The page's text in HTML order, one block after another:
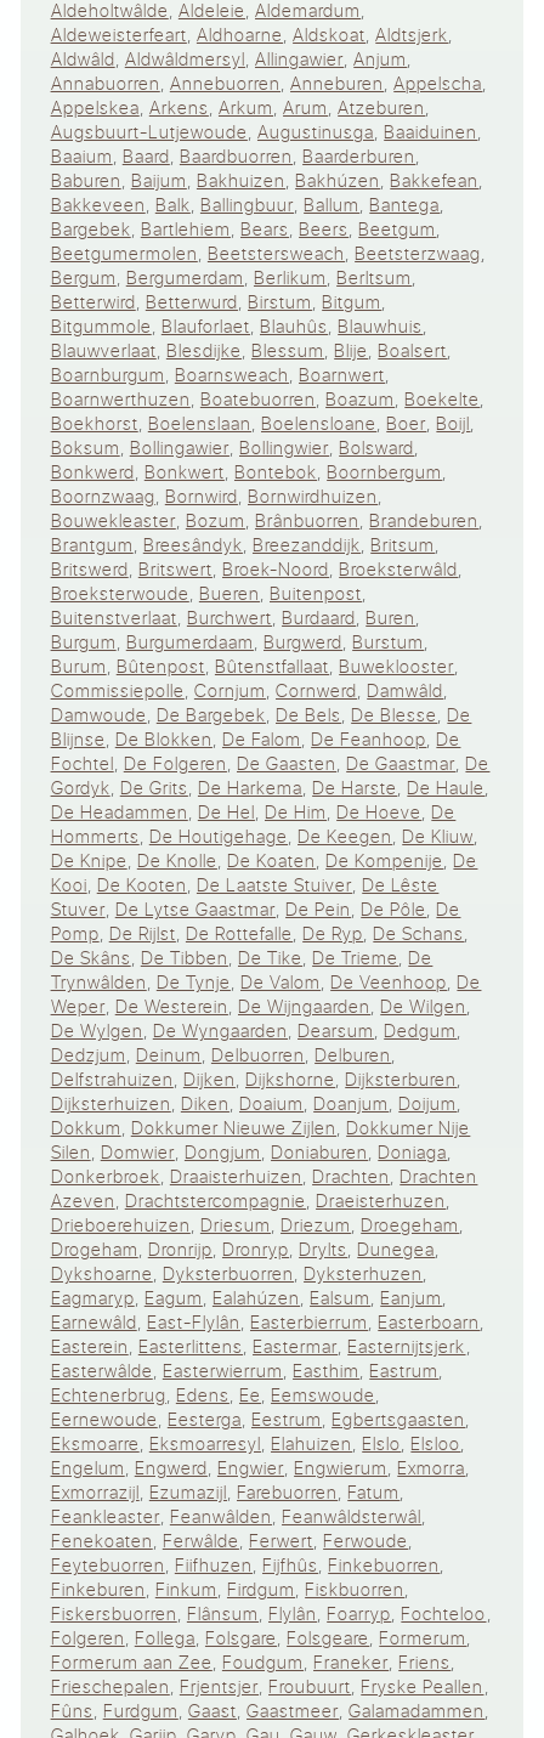
Aldeholtwâlde, Aldeleie,Aldemardum,
Aldeweisterfeart, Aldhoarne,Aldskoat,Aldtsjerk,
Aldwâld, Aldwâldmersyl,Allingawier,Anjum,
Annabuorren, Annebuorren,Anneburen,Appelscha,
Appelskea, Arkens, Arkum,Arum,Atzeburen,
Augsbuurt-Lutjewoude, Augustinusga, Baaiduinen,
Baaium, Baard, Baardbuorren, Baarderburen,
Baburen, Baijum, Bakhuizen, Bakhúzen, Bakkefean,
Bakkeveen, Balk, Ballingbuur, Ballum, Bantega,
Bargebek, Bartlehiem, Bears, Beers, Beetgum,
Beetgumermolen, Beetstersweach, Beetsterzwaag,
Bergum, Bergumerdam, Berlikum, Berltsum,
Betterwird, Betterwurd, Birstum, Bitgum,
Bitgummole, Blauforlaet, Blauhûs, Blauwhuis,
Blauwverlaat, Blesdijke, Blessum, Blije, Boalsert,
Boarnburgum, Boarnsweach, Boarnwert,
Boarnwerthuzen, Boatebuorren, Boazum, Boekelte,
Boekhorst, Boelenslaan, Boelensloane, Boer, Boijl,
Boksum, Bollingawier, Bollingwier, Bolsward,
Bonkwerd, Bonkwert, Bontebok, Boornbergum,
Boornzwaag, Bornwird, Bornwirdhuizen,
Bouwekleaster, Bozum, Brânbuorren, Brandeburen,
Brantgum, Breesândyk, Breezanddijk, Britsum,
Britswerd, Britswert, Broek-Noord, Broeksterwâld,
Broeksterwoude, Bueren, Buitenpost,
Buitenstverlaat, Burchwert, Burdaard, Buren,
Burgum, Burgumerdaam, Burgwerd, Burstum,
Burum, Bûtenpost, Bûtenstfallaat, Buweklooster,
Commissiepolle, Cornjum,Cornwerd, Damwâld,
Damwoude, De Bargebek, De Bels, De Blesse, De
Blijnse, De Blokken, De Falom, De Feanhoop, De
Fochtel, De Folgeren, De Gaasten, De Gaastmar, De
Gordyk, De Grits, De Harkema, De Harste, De Haule,
De Headammen, De Hel, De Him, De Hoeve, De
Hommerts, De Houtigehage, De Keegen, De Kliuw,
De Knipe, De Knolle, De Koaten, De Kompenije, De
Kooi, De Kooten, De Laatste Stuiver, De Lêste
Stuver, De Lytse Gaastmar, De Pein, De Pôle, De
Pomp, De Rijlst, De Rottefalle, De Ryp, De Schans,
De Skâns, De Tibben, De Tike, De Trieme, De
Trynwâlden, De Tynje, De Valom, De Veenhoop, De
Weper, De Westerein, De Wijngaarden, De Wilgen,
De Wylgen, De Wyngaarden, Dearsum, Dedgum,
Dedzjum, Deinum, Delbuorren, Delburen,
Delfstrahuizen, Dijken, Dijkshorne, Dijksterburen,
Dijksterhuizen, Diken, Doaium, Doanjum, Doijum,
Dokkum, Dokkumer Nieuwe Zijlen, Dokkumer Nije
Silen, Domwier, Dongjum, Doniaburen, Doniaga,
Donkerbroek, Draaisterhuizen, Drachten, Drachten
Azeven, Drachtstercompagnie, Draeisterhuzen,
Drieboerehuizen, Driesum, Driezum, Droegeham,
Drogeham, Dronrijp, Dronryp, Drylts, Dunegea,
Dykshoarne, Dyksterbuorren, Dyksterhuzen,
Eagmaryp, Eagum, Ealahúzen, Ealsum, Eanjum,
Earnewâld, East-Flylân, Easterbierrum, Easterboarn,
Easterein, Easterlittens, Eastermar, Easternijtsjerk,
Easterwâlde, Easterwierrum, Easthim, Eastrum,
Echtenerbrug, Edens, Ee, Eemswoude,
Eernewoude, Eesterga, Eestrum, Egbertsgaasten,
Eksmoarre, Eksmoarresyl, Elahuizen, Elslo, Elsloo,
Engelum, Engwerd, Engwier, Engwierum, Exmorra,
Exmorrazijl, Ezumazijl, Farebuorren, Fatum,
Feankleaster, Feanwâlden, Feanwâldsterwâl,
Fenekoaten, Ferwâlde, Ferwert, Ferwoude,
Feytebuorren, Fiifhuzen, Fijfhûs, Finkebuorren,
Finkeburen, Finkum, Firdgum, Fiskbuorren,
Fiskersbuorren, Flânsum, Flylân, Foarryp, Fochteloo,
Folgeren, Follega, Folsgare, Folsgeare, Formerum,
Formerum aan Zee, Foudgum, Franeker, Friens,
Frieschepalen, Frjentsjer, Froubuurt, Fryske Peallen ,
Fûns, Furdgum, Gaast,Gaastmeer,Galamadammen,